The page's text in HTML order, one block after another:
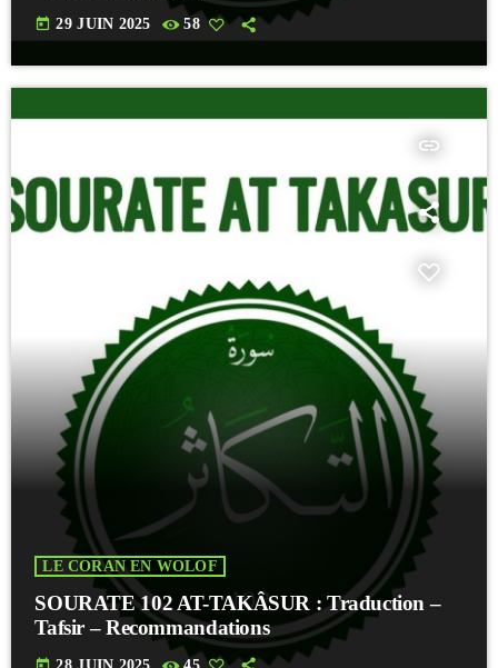
today 29 JUIN 2025 58
insert_link
LE CORAN EN WOLOF
SOURATE 102 AT-TAKÂSUR : Traduction –
Tafsir – Recommandations